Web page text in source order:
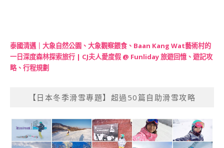
泰國清邁｜大象自然公園、大象觀察餵食、Baan Kang Wat藝術村的
一日深度森林探索旅行 | CJ夫人愛度假 @ Funliday 旅遊回憶、遊記攻
略、行程規劃
【日本冬季滑雪專題】超過50篇自助滑雪攻略